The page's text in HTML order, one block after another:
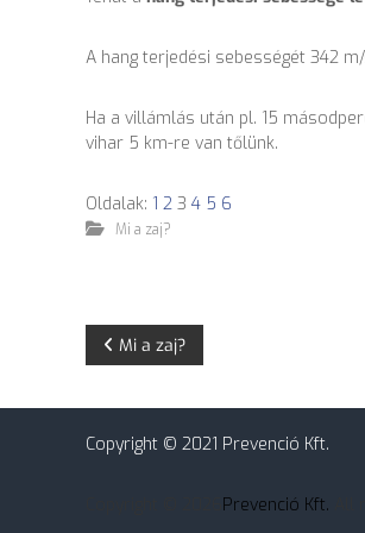
A hang terjedési sebességét 342
Ha a villámlás után pl. 15
vihar 5 km-re van tőlünk.
Oldalak: 1 2 3 4 5 6
Mi a zaj?
B
e
j
Mi a zaj?
Copyright © 2021 Prevenció Kft.
Prevenció Kft.